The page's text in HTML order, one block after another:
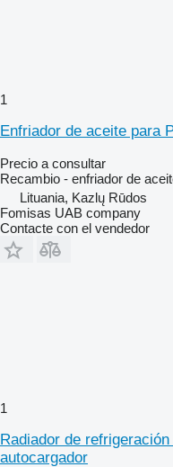
1
Enfriador de aceite para
Precio a consultar
Recambio - enfriador de
Lituania, Kazlų Rūdos
Fomisas UAB company
Contacte con el vendedor
1
Radiador de
autocargador